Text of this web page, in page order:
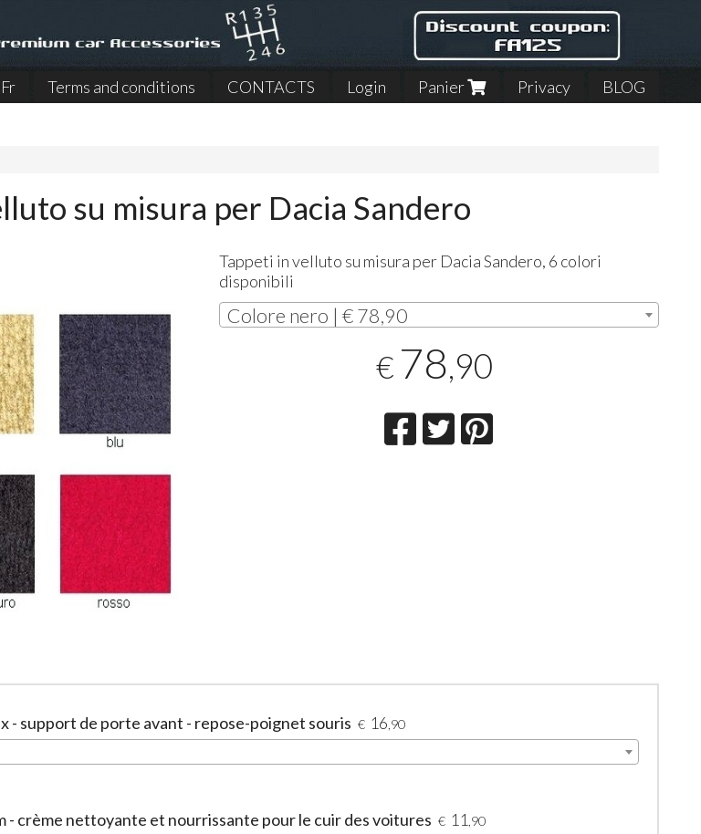
Terms and conditions CONTACTS Login Panier Privacy BLOG
su misura per Dacia Sandero
Tappeti in velluto su misura per Dacia Sandero, 6 colori
disponibili
Colore nero | € 78,90
€ 78,90
- support de porte avant - repose-poignet souris € 16 ,90
- crème nettoyante et nourrissante pour le cuir des voitures € 11 ,90